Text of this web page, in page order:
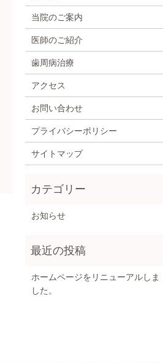
当院のご案内
医師のご紹介
歯周病治療
アクセス
お問い合わせ
プライバシーポリシー
サイトマップ
お知らせ
ホームページをリニューアルしま
した。